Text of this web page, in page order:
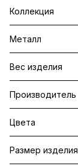
Коллекция
Металл
Вес изделия
Производитель
Цвета
Размер изделия